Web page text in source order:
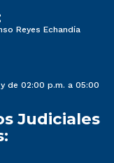
Reyes Echandía
de 02:00 p.m. a 05:00
Judiciales